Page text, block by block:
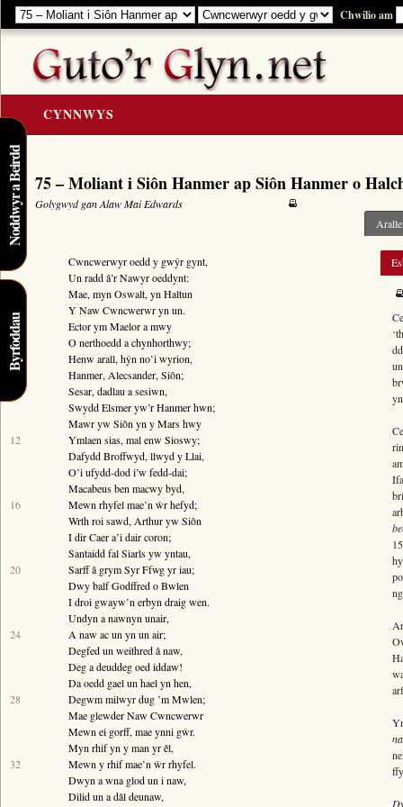
Chwilio am
CYNNWYS
Y GOLYGIAD
Y Cerddi
Noddwyr a Beirdd
Enwau Personol
Enwau Lleoedd
Llawysgrifau a Cherddi
ADNODDAU
Bywgraffiad
Am y prosiect
Canllawiau
Perfformiadau
Y Gerdd a’r Gân
Cyhoeddiadau
Gwalch Cywyddau Gwŷr
Erthyglau
Golygu Digidol
Cyfeillion Cerddorol
CYMRU GUTO
75 – Moliant i Siôn Hanmer ap Siôn Hanmer o
Golygwyd gan Alaw Mai Edwards
Cwncwerwyr oedd y gwŷr gynt,
Un radd â’r Nawyroeddynt:
Mae, mynOswalt, ynHaltun
4
Y Naw Cwncwerwryn un.
EctorymMaelora mwy
O nerthoedd a chynhorthwy;
Henw arall, hŷn no’i wyrion,
8
Hanmer,Alecsander,Siôn;
Sesar, dadlau a sesiwn,
SwyddElsmeryw’r Hanmerhwn;
Mawr ywSiônyny Marshwy
12
Ymlaen sias, mal enwSioswy;
Dafydd Broffwyd, llwydy Llai,
O’i ufydd-dod i’w fedd-dai;
Macabeusben macwy byd,
16
Mewn rhyfel mae’n ŵr hefyd;
Wrth roi sawd,ArthurywSiôn
I dirCaera’i dair coron;
Santaidd falSiarlsyw yntau,
20
Sarff â grymSyr Ffwgyr iau;
Dwy balfGodffredoBwlen
I droi gwayw’n erbyn draig wen.
Undyn a nawnyn unair,
24
A naw ac un yn un air;
Degfed un weithred â naw,
Deg a deuddeg oed iddaw!
Da oedd gael un hael yn hen,
28
Degwm milwyr dug ’mMwlen;
Mae glewderNaw Cwncwerwr
Mewn ei gorff, mae ynni gŵr.
Myn rhif yn y man yr êl,
32
Mewn y rhif mae’n ŵr rhyfel.
Dwyn a wna glod un i naw,
Dilid un a dâl deunaw,
Noddwyr a Beirdd
Byrfoddau